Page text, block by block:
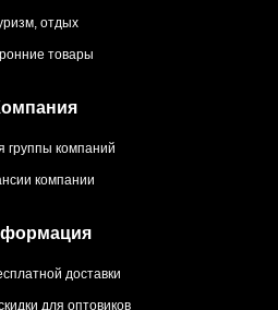
отдых
товары
группы компаний
компании
доставки
для оптовиков